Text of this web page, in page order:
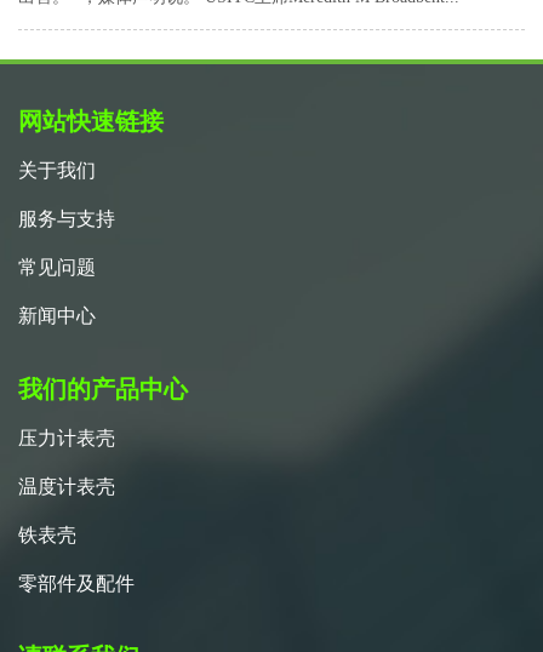
网站快速链接
关于我们
服务与支持
常见问题
新闻中心
我们的产品中心
压力计表壳
温度计表壳
铁表壳
零部件及配件